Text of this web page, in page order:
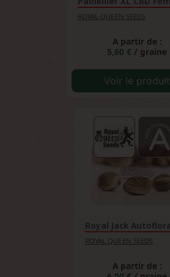
ROYAL QUEEN SEEDS
A partir de :
5,60 € / graine
Voir le produit
Royal Jack
ROYAL QUEEN SEEDS
A partir de :